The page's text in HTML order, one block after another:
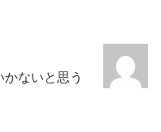
ないと思う